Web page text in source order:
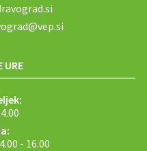
URE
- 16.00